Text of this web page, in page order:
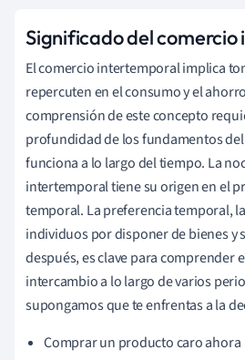
Significado del
El comercio intertemporal implica
repercuten en el consumo y el
comprensión de este concepto
profundidad de los fundamentos
funciona a lo largo del tiempo. La
intertemporal tiene su origen en el
temporal. La preferencia temporal,
individuos por disponer de bienes y
después, es clave para comprender
intercambio a lo largo de varios
supongamos que te enfrentas a la
Comprar un producto caro ahora